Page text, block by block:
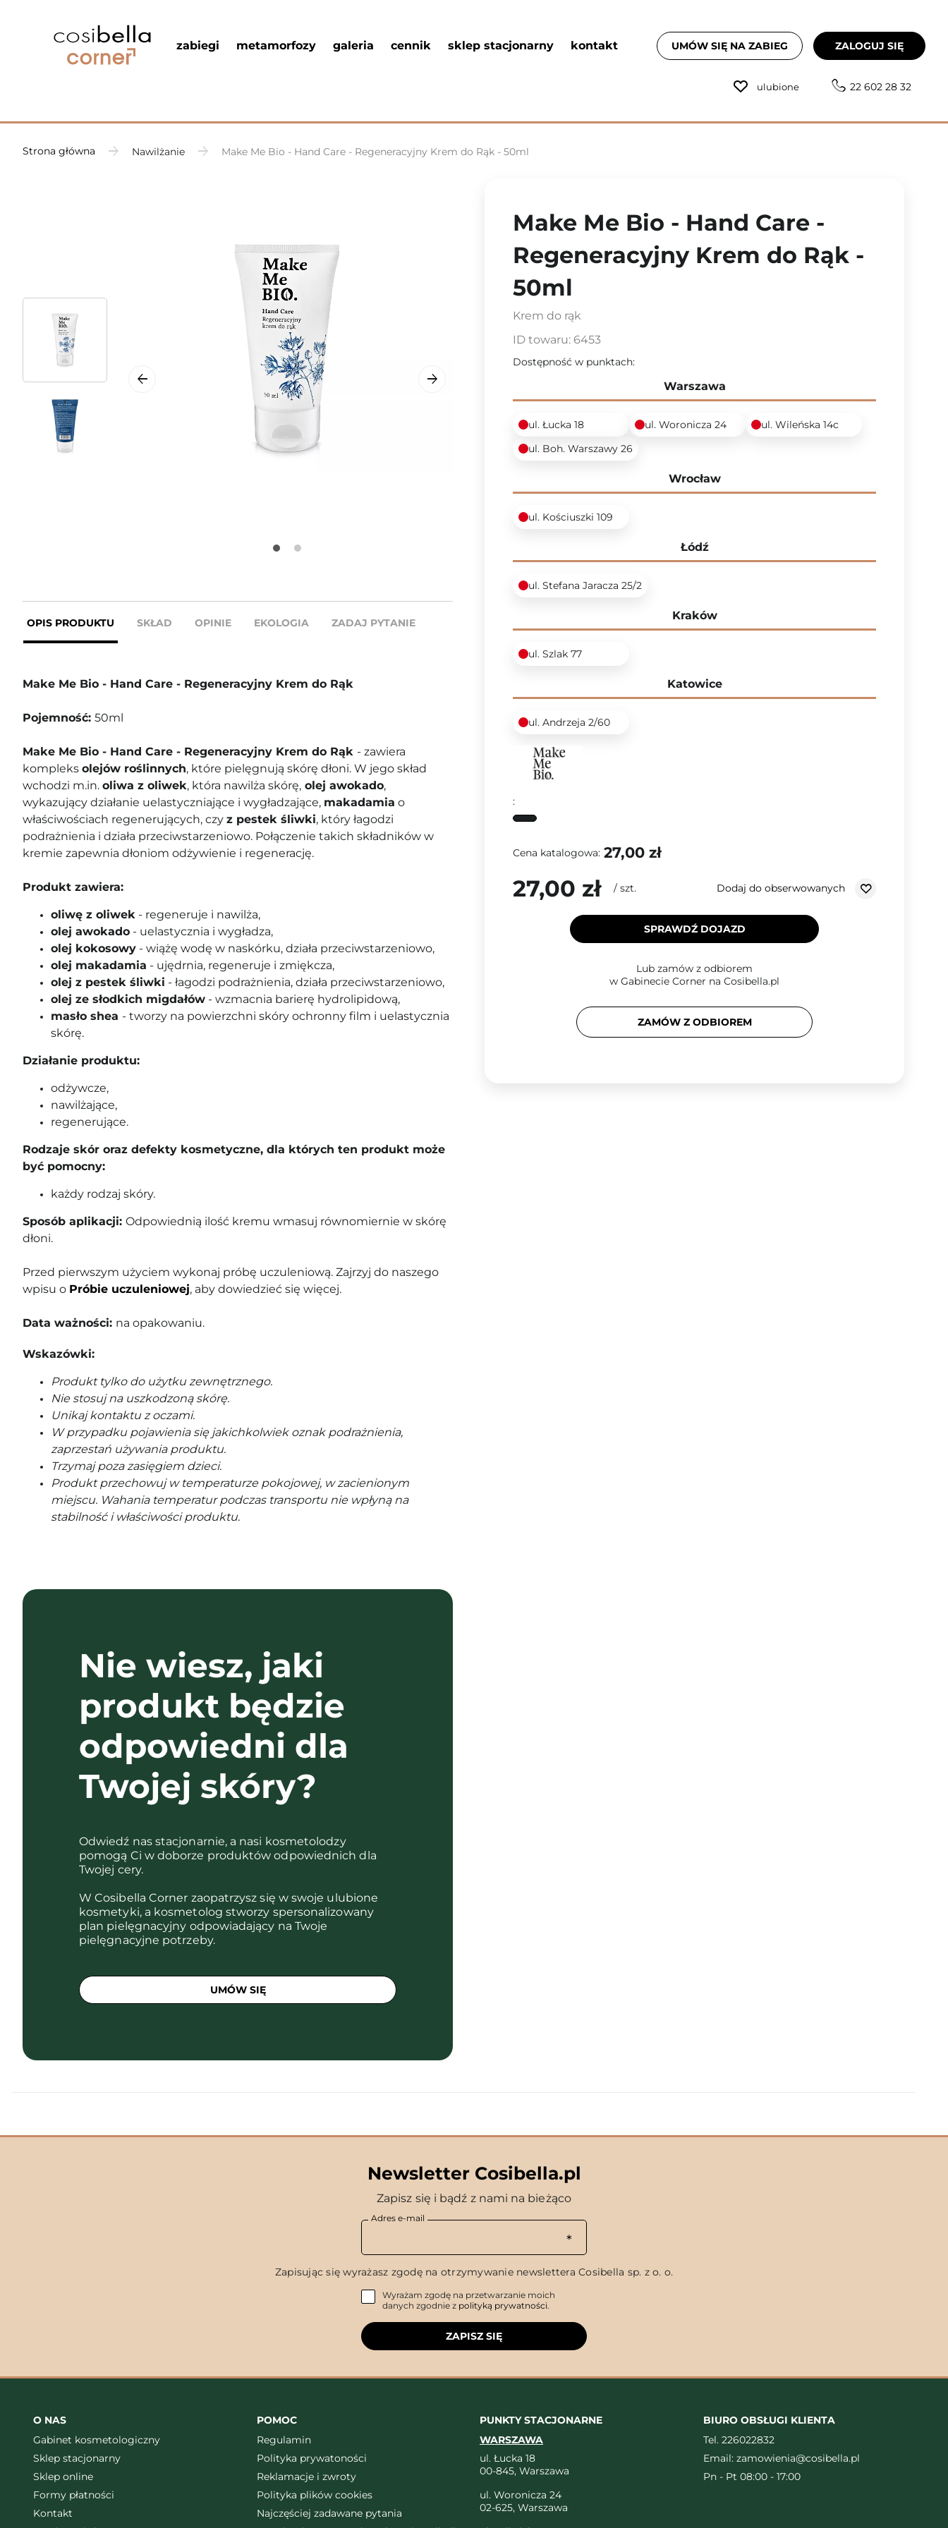
zabiegi metamorfozy galeria cennik sklep stacjonarny kontakt UMÓW SIĘ NA ZABIEG ZALOGUJ SIĘ
ulubione 22 602 28 32
Strona główna Nawilżanie Make Me Bio - Hand Care - Regeneracyjny Krem do Rąk - 50ml
OPIS PRODUKTU SKŁAD OPINIE EKOLOGIA ZADAJ PYTANIE
Make Me Bio - Hand Care - Regeneracyjny Krem do Rąk
Pojemność: 50ml
Make Me Bio - Hand Care - Regeneracyjny Krem do Rąk - zawiera
kompleks olejów roślinnych, które pielęgnują skórę dłoni. W jego skład
wchodzi m.in. oliwa z oliwek, która nawilża skórę, olej awokado,
wykazujący działanie uelastyczniające i wygładzające, makadamia o
właściwościach regenerujących, czy z pestek śliwki, który łagodzi
podrażnienia i działa przeciwstarzeniowo. Połączenie takich składników w
kremie zapewnia dłoniom odżywienie i regenerację.
Produkt zawiera:
oliwę z oliwek - regeneruje i nawilża,
olej awokado - uelastycznia i wygładza,
olej kokosowy - wiążę wodę w naskórku, działa przeciwstarzeniowo,
olej makadamia - ujędrnia, regeneruje i zmiękcza,
olej z pestek śliwki - łagodzi podrażnienia, działa przeciwstarzeniowo,
olej ze słodkich migdałów - wzmacnia barierę hydrolipidową,
masło shea - tworzy na powierzchni skóry ochronny film i uelastycznia
skórę.
Działanie produktu:
odżywcze,
nawilżające,
regenerujące.
Rodzaje skór oraz defekty kosmetyczne, dla których ten produkt może
być pomocny:
każdy rodzaj skóry.
Sposób aplikacji: Odpowiednią ilość kremu wmasuj równomiernie w skórę
dłoni.
Przed pierwszym użyciem wykonaj próbę uczuleniową. Zajrzyj do naszego
wpisu o Próbie uczuleniowej, aby dowiedzieć się więcej.
Data ważności: na opakowaniu.
Wskazówki:
Produkt tylko do użytku zewnętrznego.
Nie stosuj na uszkodzoną skórę.
Unikaj kontaktu z oczami.
W przypadku pojawienia się jakichkolwiek oznak podrażnienia,
zaprzestań używania produktu.
Trzymaj poza zasięgiem dzieci.
Produkt przechowuj w temperaturze pokojowej, w zacienionym
miejscu. Wahania temperatur podczas transportu nie wpłyną na
stabilność i właściwości produktu.
Nie wiesz, jaki
produkt będzie
odpowiedni dla
Twojej skóry?
Odwiedź nas stacjonarnie, a nasi kosmetolodzy
pomogą Ci w doborze produktów odpowiednich dla
Twojej cery.
W Cosibella Corner zaopatrzysz się w swoje ulubione
kosmetyki, a kosmetolog stworzy spersonalizowany
plan pielęgnacyjny odpowiadający na Twoje
pielęgnacyjne potrzeby.
UMÓW SIĘ
Make Me Bio - Hand Care -
Regeneracyjny Krem do Rąk -
50ml
Krem do rąk
ID towaru: 6453
Dostępność w punktach:
Warszawa
ul. Łucka 18 ul. Woronicza 24
ul. Wileńska 14c
ul. Boh. Warszawy 26
Wrocław
ul. Kościuszki 109
Łódź
ul. Stefana Jaracza 25/2
Kraków
ul. Szlak 77
Katowice
ul. Andrzeja 2/60
:
Cena katalogowa: 27,00 zł
27,00 zł / szt. Dodaj do obserwowanych
SPRAWDŹ DOJAZD
Lub zamów z odbiorem
w Gabinecie Corner na Cosibella.pl
ZAMÓW Z ODBIOREM
Newsletter Cosibella.pl
Zapisz się i bądź z nami na bieżąco
Adres e-mail
Zapisując się wyrażasz zgodę na otrzymywanie newslettera Cosibella sp. z o. o.
Wyrażam zgodę na przetwarzanie moich
danych zgodnie z polityką prywatności.
ZAPISZ SIĘ
O NAS
Gabinet kosmetologiczny
Sklep stacjonarny
Sklep online
Formy płatności
Kontakt
POMOC
Regulamin
Polityka prywatoności
Reklamacje i zwroty
Polityka plików cookies
Najczęściej zadawane pytania
PUNKTY STACJONARNE
WARSZAWA
ul. Łucka 18
00-845, Warszawa
ul. Woronicza 24
02-625, Warszawa
BIURO OBSŁUGI KLIENTA
Tel. 226022832
Email: zamowienia@cosibella.pl
Pn - Pt 08:00 - 17:00